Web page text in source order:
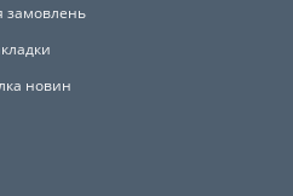
замовлень
новин